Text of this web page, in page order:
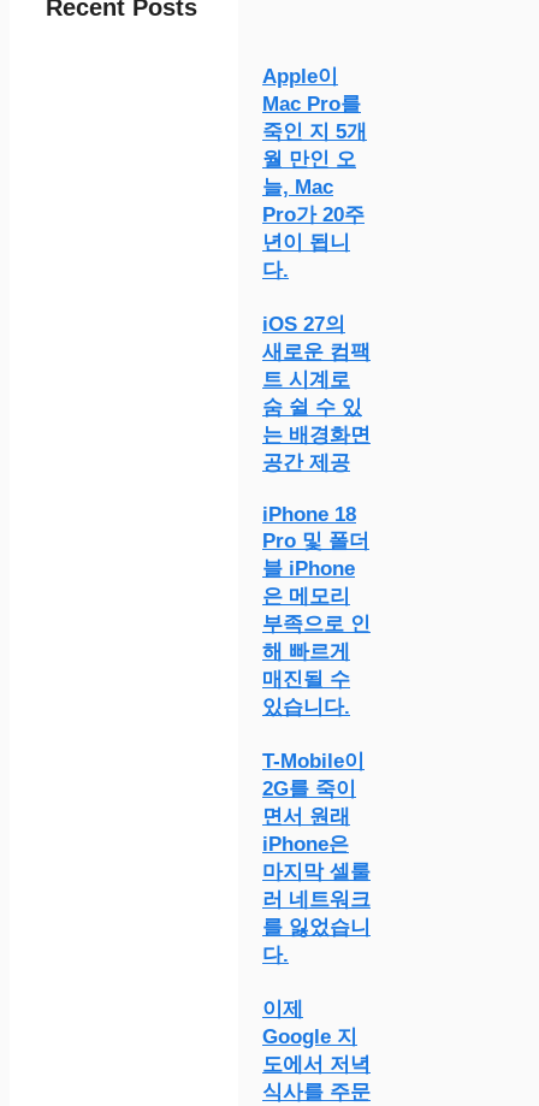
Recent Posts
Apple이
Mac Pro를
죽인 지 5개
월 만인 오
늘, Mac
Pro가 20주
년이 됩니
다.
iOS 27의
새로운 컴팩
트 시계로
숨 쉴 수 있
는 배경화면
공간 제공
iPhone 18
Pro 및 폴더
블 iPhone
은 메모리
부족으로 인
해 빠르게
매진될 수
있습니다.
T-Mobile이
2G를 죽이
면서 원래
iPhone은
마지막 셀룰
러 네트워크
를 잃었습니
다.
이제
Google 지
도에서 저녁
식사를 주문